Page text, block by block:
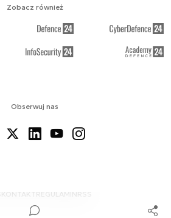
Obserwuj nas
KONTAKTREGULAMINRSS
Zobacz również